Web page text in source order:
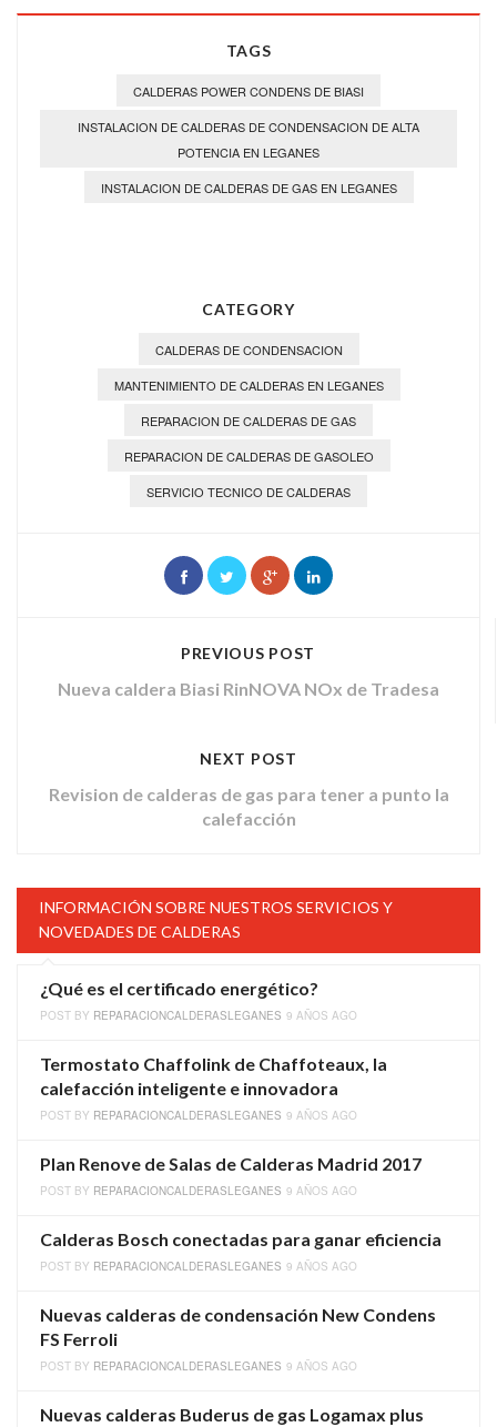
TAGS
CALDERAS POWER CONDENS DE BIASI
INSTALACION DE CALDERAS DE CONDENSACION DE ALTA
POTENCIA EN LEGANES
INSTALACION DE CALDERAS DE GAS EN LEGANES
CATEGORY
CALDERAS DE CONDENSACION
MANTENIMIENTO DE CALDERAS EN LEGANES
REPARACION DE CALDERAS DE GAS
REPARACION DE CALDERAS DE GASOLEO
SERVICIO TECNICO DE CALDERAS
PREVIOUS POST
Nueva caldera Biasi RinNOVA NOx de Tradesa
NEXT POST
Revision de calderas de gas para tener a punto la
calefacción
INFORMACIÓN SOBRE NUESTROS SERVICIOS Y
NOVEDADES DE CALDERAS
¿Qué es el certificado energético?
POST BY REPARACIONCALDERASLEGANES 9 AÑOS AGO
Termostato Chaffolink de Chaffoteaux, la
calefacción inteligente e innovadora
POST BY REPARACIONCALDERASLEGANES 9 AÑOS AGO
Plan Renove de Salas de Calderas Madrid 2017
POST BY REPARACIONCALDERASLEGANES 9 AÑOS AGO
Calderas Bosch conectadas para ganar eficiencia
POST BY REPARACIONCALDERASLEGANES 9 AÑOS AGO
Nuevas calderas de condensación New Condens
FS Ferroli
POST BY REPARACIONCALDERASLEGANES 9 AÑOS AGO
Nuevas calderas Buderus de gas Logamax plus